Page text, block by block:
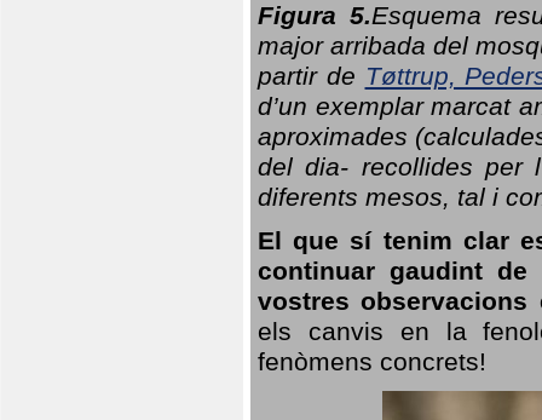
Figura 5.Esquema
major arribada del
partir de Tøttrup,
d’un exemplar marcat
aproximades
del dia- recollides per
diferents mesos, tal i
El que sí tenim clar
continuar gaudint
vostres
els canvis en la
fenòmens concrets!